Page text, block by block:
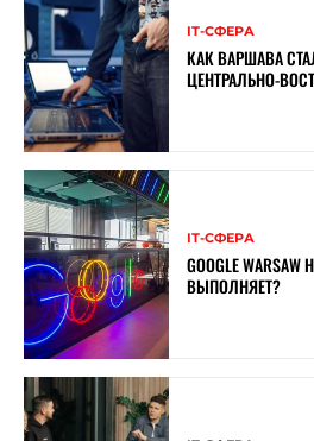
ІТ-СФЕРА
КАК ВАРШАВА
ЦЕНТРАЛЬНО-
ІТ-СФЕРА
GOOGLE
ВЫПОЛНЯЕТ?